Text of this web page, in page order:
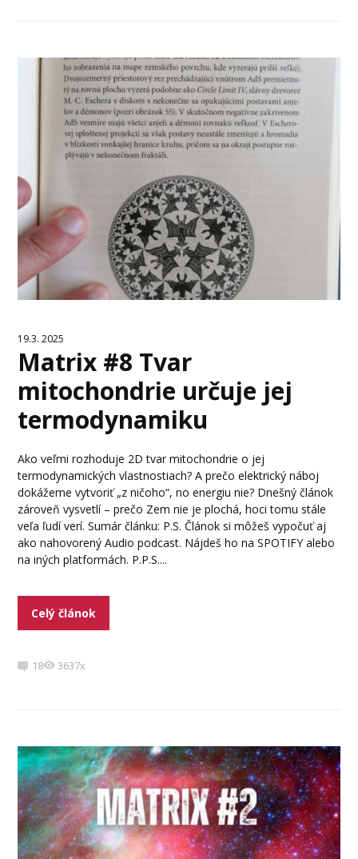
19.3. 2025
Matrix #8 Tvar
mitochondrie určuje jej
termodynamiku
Ako veľmi rozhoduje 2D tvar mitochondrie o jej
termodynamických vlastnostiach? A prečo elektrický náboj
dokážeme vytvoriť „z ničoho“, no energiu nie? Dnešný článok
zároveň vysvetlí – prečo Zem nie je plochá, hoci tomu stále
veľa ľudí verí. Sumár článku: P.S. Článok si môžeš vypočuť aj
ako nahovorený Audio podcast. Nájdeš ho na SPOTIFY alebo
na iných platformách. P.P.S....
Celý článok
18 3637x